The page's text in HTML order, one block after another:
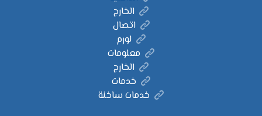
الخارج
اتصال
لورم
معلومات
الخارج
خدمات
خدمات ساخنة